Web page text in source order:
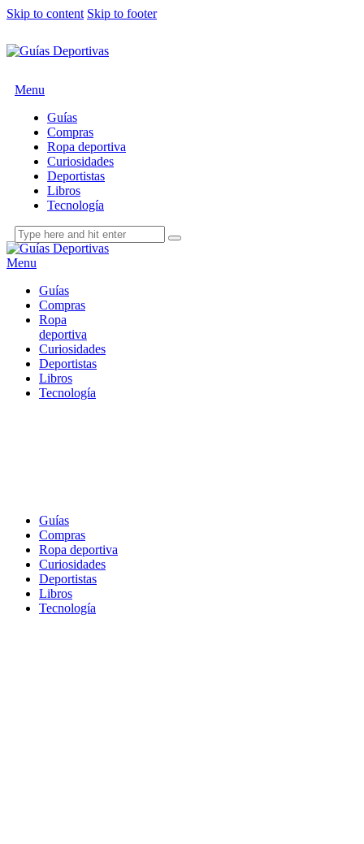
Skip to content Skip to footer
Menu
Guías
Compras
Ropa deportiva
Curiosidades
Deportistas
Libros
Tecnología
Menu
Guías
Compras
Ropa
deportiva
Curiosidades
Deportistas
Libros
Tecnología
Guías
Compras
Ropa deportiva
Curiosidades
Deportistas
Libros
Tecnología